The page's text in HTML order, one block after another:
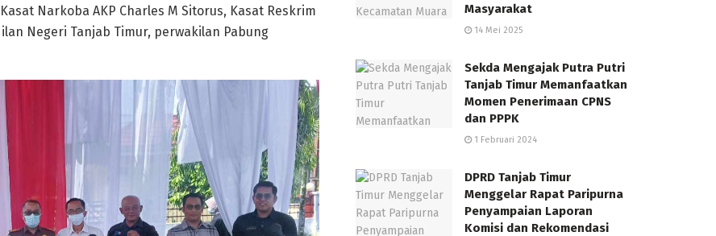
Narkoba AKP Charles M Sitorus, Kasat Reskrim
Negeri Tanjab Timur, perwakilan Pabung
Masyarakat
14 Mei 2025
Sekda Mengajak Putra Putri
Tanjab Timur Memanfaatkan
Momen Penerimaan CPNS
dan PPPK
1 Februari 2024
DPRD Tanjab Timur
Menggelar Rapat Paripurna
Penyampaian Laporan
Komisi dan Rekomendasi